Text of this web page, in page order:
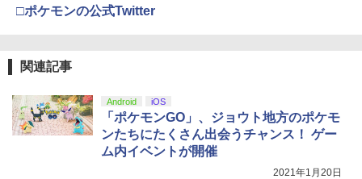
5
s Card 256GB for Nintendo Switch 2
BEE-A-SD01A Switch2 microSDカード
microSD Express Nintendo任天堂ライ
センス 高速転送 UHS-I互換 ゲーム保存
メモリーカード 国内正規品 4523052030
4
ニンテンドープリペイド番号 9000円|オ
5
ニンテンドープリペイド番号 5000円|オ
ンラインコード版
￥5,000
4
【純正品】DualSense ワイヤレスコン
5
【純正品】DualSense ワイヤレスコン
トローラー(CFI-ZCT2J)
【国内正規品】Thrustmaster スラスト
マスター TH8S シフター - PC、PS4、P
S5、PS5 Pro、Xbox One、Xbox Serie
s X|S 対応の高精度 H パターン シフター
￥10,780
￥8,698
□ポケモンの公式Twitter
関連記事
Android iOS
「ポケモンGO」、ジョウト地方のポケモ
ンたちにたくさん出会うチャンス！ ゲー
ム内イベントが開催
2021年1月20日